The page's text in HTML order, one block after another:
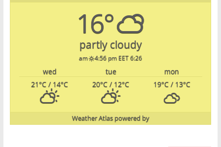
16°
partly cloudy
6:26 am
4:56 pm EET
mon
tue
wed
19°C/ 13°C
20°C / 12°C
21°C / 14°C
powered by
Weather Atlas